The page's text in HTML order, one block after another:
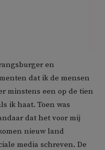
en
dat ik de mensen
minstens een op de tien
ik haat. Toen was
dat het voor mij
nieuw land
media schreven. De